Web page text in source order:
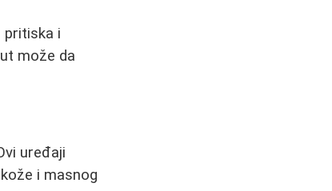
pritiska i
može da
uređaji
i masnog